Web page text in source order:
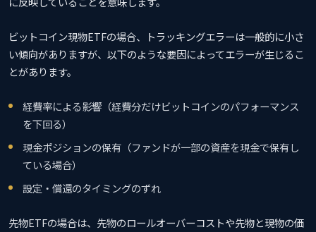
ビットコイン現物ETFの場合、トラッキングエラーは一般的に小さ
い傾向がありますが、以下のような要因によってエラーが生じるこ
とがあります。
経費率による影響（経費分だけビットコインのパフォーマンス
を下回る）
現金ポジションの保有（ファンドが一部の資産を現金で保有し
ている場合）
設定・償還のタイミングのずれ
先物ETFの場合は、先物のロールオーバーコストや先物と現物の価